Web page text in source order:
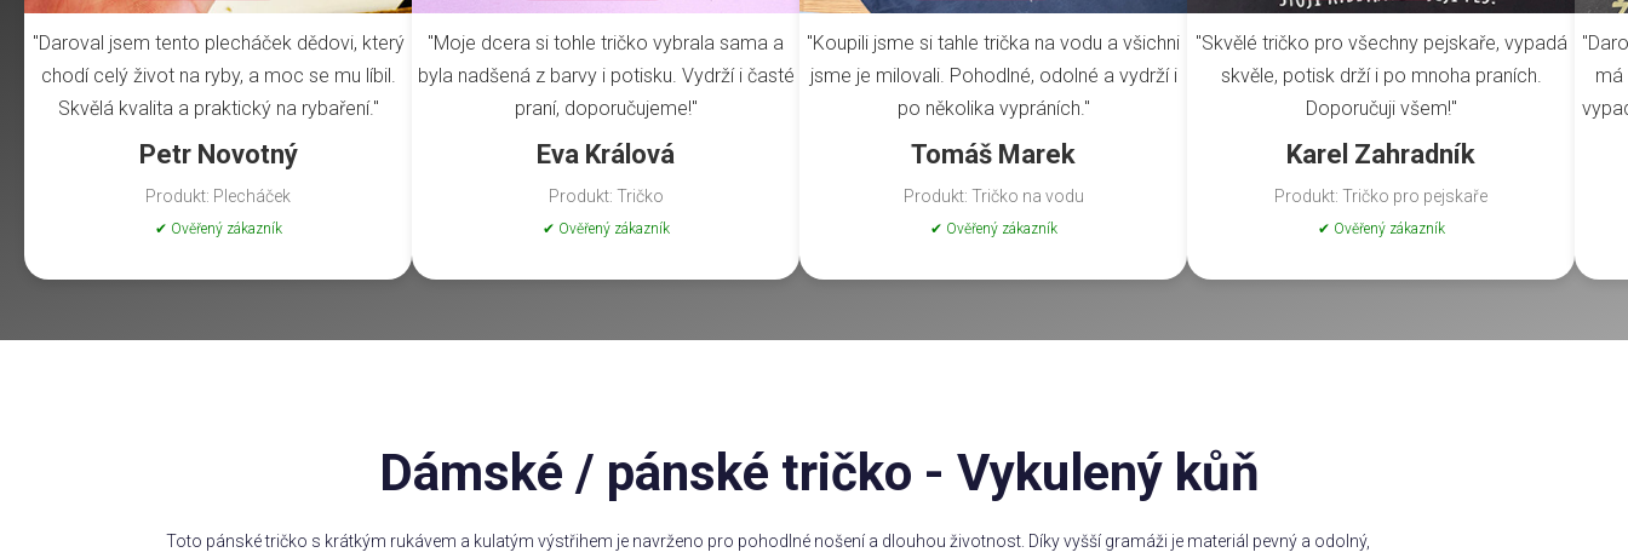
"Daroval jsem tento plecháček dědovi, který
chodí celý život na ryby, a moc se mu líbil.
Skvělá kvalita a praktický na rybaření."
Petr Novotný
Produkt: Plecháček
✔ Ověřený zákazník
"Moje dcera si tohle tričko vybrala sama a
byla nadšená z barvy i potisku. Vydrží i časté
praní, doporučujeme!"
Eva Králová
Produkt: Tričko
✔ Ověřený zákazník
"Koupili jsme si tahle trička na vodu a všichni
jsme je milovali. Pohodlné, odolné a vydrží i
po několika vypráních."
Tomáš Marek
Produkt: Tričko na vodu
✔ Ověřený zákazník
"Skvělé tričko pro všechny pejskaře, vypadá
skvěle, potisk drží i po mnoha praních.
Doporučuji všem!"
Karel Zahradník
Produkt: Tričko pro pejskaře
✔ Ověřený zákazník
má
Dámské / pánské tričko - Vykulený kůň
Toto pánské tričko s krátkým rukávem a kulatým výstřihem je navrženo pro pohodlné nošení a dlouhou životnost. Díky vyšší gramáži je materiál pevný a odolný,